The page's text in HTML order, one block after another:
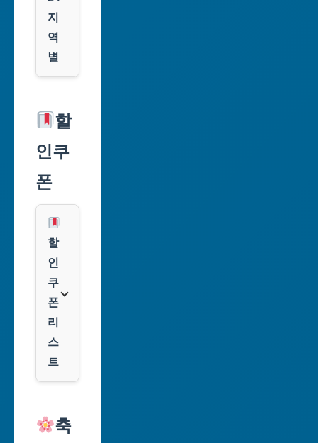
지
역
별
울
특
별
부
산
광
역
시
대
인
할
인쿠
폰
할
인
쿠
폰
리
스
트
리
익
축